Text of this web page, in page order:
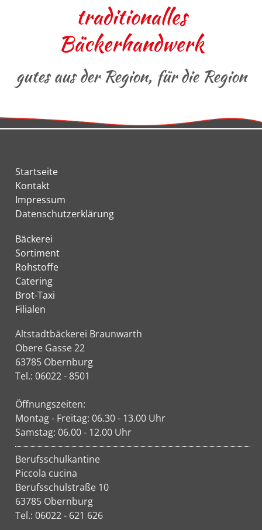
traditionalles
Bäckerhandwerk
gutes aus der Region, für die Region
Startseite
Kontakt
Impressum
Datenschutzerklärung
Bäckerei
Sortiment
Rohstoffe
Catering
Brot-Taxi
Filialen
Altstadtbäckerei Braunwarth
Obere Gasse 22
63785 Obernburg
Tel.: 06022 - 8501
Öffnungszeiten:
Montag - Freitag: 06.30 - 13.00 Uhr
Samstag: 06.00 - 12.00 Uhr
Berufsschulkantine
Piccola cucina
Berufsschulstraße 10
63785 Obernburg
Tel.: 06022 - 621 626